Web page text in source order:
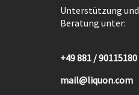
Unterstützung und
Beratung unter:
+49 881 / 90115180
mail@liquon.com